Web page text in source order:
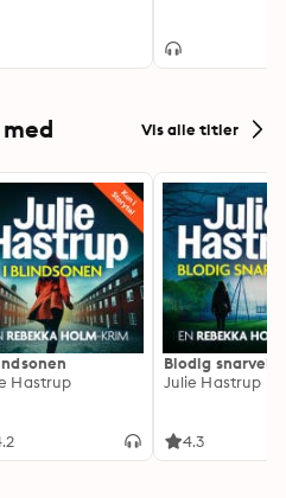
Vis alle titler
Hastrup
Blodig snarvei
Julie Hastrup
4.3